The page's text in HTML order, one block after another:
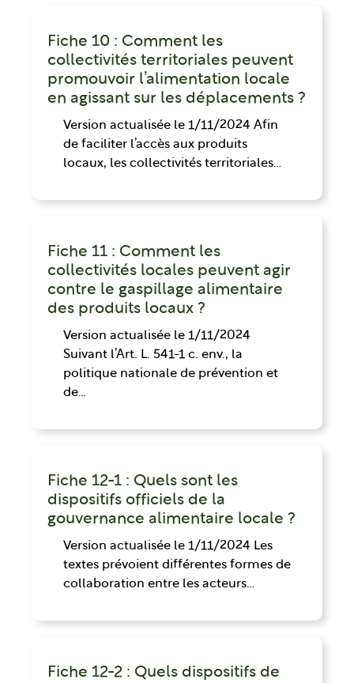
Fiche 10 : Comment les
collectivités territoriales peuvent
promouvoir l’alimentation locale
en agissant sur les déplacements ?
Version actualisée le 1/11/2024 Afin
de faciliter l’accès aux produits
locaux, les collectivités territoriales…
Fiche 11 : Comment les
collectivités locales peuvent agir
contre le gaspillage alimentaire
des produits locaux ?
Version actualisée le 1/11/2024
Suivant l’Art. L. 541-1 c. env., la
politique nationale de prévention et
de…
Fiche 12-1 : Quels sont les
dispositifs officiels de la
gouvernance alimentaire locale ?
Version actualisée le 1/11/2024 Les
textes prévoient différentes formes de
collaboration entre les acteurs…
Fiche 12-2 : Quels dispositifs de